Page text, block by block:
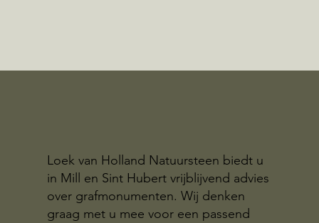
Loek van Holland Natuursteen biedt u
in Mill en Sint Hubert vrijblijvend advies
over grafmonumenten. Wij denken
graag met u mee voor een passend